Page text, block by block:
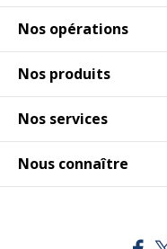
Nos opérations
Nos produits
Nos services
Nous connaître